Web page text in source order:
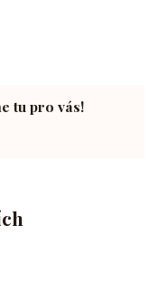
tu pro vás!